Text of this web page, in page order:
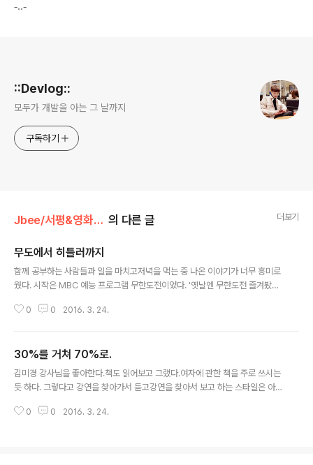
-..-
::Devlog::
모두가 개발을 아는 그 날까지
구독하기
Jbee/서평&영화&자격증 의 다른 글 더보기
무도에서 히틀러까지
함께 공부하는 사람들과 일을 마치고저녁을 먹는 중 나온 이야기가 너무 흥미로
웠다. 시작은 MBC 예능 프로그램 무한도전이었다. '옛날엔 무한도전 즐겨봤는
점은 여기서 부터 발의가 된다. 왜 연예인은 음주운전 했다고 해서 모든 프로그
하나만으로 쉽게 번다.-> 이 의견에는 동의하지 않는다. 매스 미디어에 노출되
는 연예인은 그 자리에 올라가기까지 그 누구보다 노력했을 것이고그 노력에 대
한 보답을 받는 것이라고 생각하기 때문이다. 그들은 절대 돈을 쉽게 버는 것이
0 0 2016. 3. 24.
30%를 거쳐 70%로.
김미경 강사님을 좋아한다.책도 읽어보고 그랬다.여자에 관한 책을 주로 쓰시는
듯 하다. 그렇다고 강연을 찾아가서 듣고강연을 찾아서 보고 하는 스타일은 아
같다.강연이 아니더라도 짤막짤막하게 캡쳐되어 올라오는 것들도 좋다. 오늘 아
0 0 2016. 3. 24.